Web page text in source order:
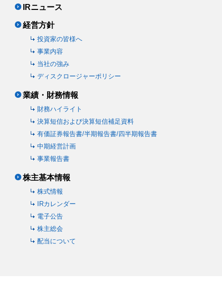
IRニュース
経営方針
投資家の皆様へ
事業内容
当社の強み
ディスクロージャーポリシー
業績・財務情報
財務ハイライト
決算短信および決算短信補足資料
有価証券報告書/半期報告書/四半期報告書
中期経営計画
事業報告書
株主基本情報
株式情報
IRカレンダー
電子公告
株主総会
配当について